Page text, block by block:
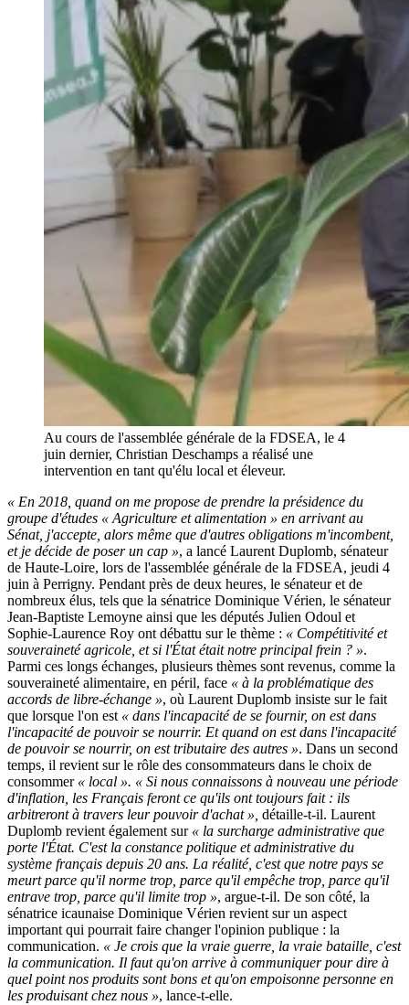
Au cours de l'assemblée générale de la FDSEA, le 4
juin dernier, Christian Deschamps a réalisé une
intervention en tant qu'élu local et éleveur.
« En 2018, quand on me propose de prendre la présidence du
groupe d'études « Agriculture et alimentation » en arrivant au
Sénat, j'accepte, alors même que d'autres obligations m'incombent,
et je décide de poser un cap », a lancé Laurent Duplomb, sénateur
de Haute-Loire, lors de l'assemblée générale de la FDSEA, jeudi 4
juin à Perrigny. Pendant près de deux heures, le sénateur et de
nombreux élus, tels que la sénatrice Dominique Vérien, le sénateur
Jean-Baptiste Lemoyne ainsi que les députés Julien Odoul et
Sophie-Laurence Roy ont débattu sur le thème : « Compétitivité et
souveraineté agricole, et si l'État était notre principal frein ? ».
Parmi ces longs échanges, plusieurs thèmes sont revenus, comme la
souveraineté alimentaire, en péril, face « à la problématique des
accords de libre-échange », où Laurent Duplomb insiste sur le fait
que lorsque l'on est « dans l'incapacité de se fournir, on est dans
l'incapacité de pouvoir se nourrir. Et quand on est dans l'incapacité
de pouvoir se nourrir, on est tributaire des autres ». Dans un second
temps, il revient sur le rôle des consommateurs dans le choix de
consommer « local ». « Si nous connaissons à nouveau une période
d'inflation, les Français feront ce qu'ils ont toujours fait : ils
arbitreront à travers leur pouvoir d'achat », détaille-t-il. Laurent
Duplomb revient également sur « la surcharge administrative que
porte l'État. C'est la constance politique et administrative du
système français depuis 20 ans. La réalité, c'est que notre pays se
meurt parce qu'il norme trop, parce qu'il empêche trop, parce qu'il
entrave trop, parce qu'il limite trop », argue-t-il. De son côté, la
sénatrice icaunaise Dominique Vérien revient sur un aspect
important qui pourrait faire changer l'opinion publique : la
communication. « Je crois que la vraie guerre, la vraie bataille, c'est
la communication. Il faut qu'on arrive à communiquer pour dire à
quel point nos produits sont bons et qu'on empoisonne personne en
les produisant chez nous », lance-t-elle.